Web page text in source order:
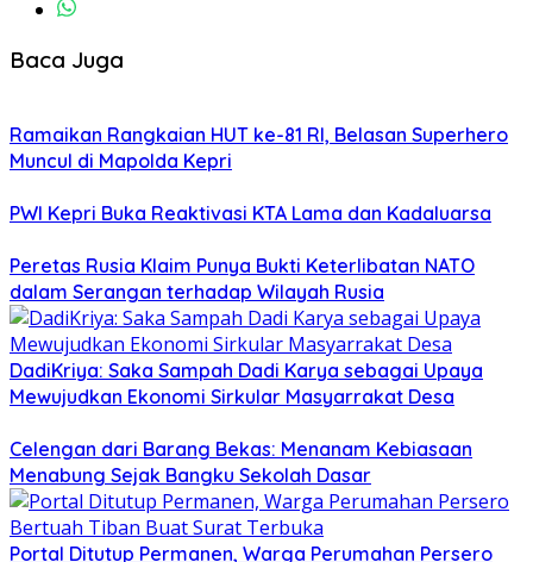
Baca Juga
Ramaikan Rangkaian HUT ke-81 RI, Belasan Superhero
Muncul di Mapolda Kepri
PWI Kepri Buka Reaktivasi KTA Lama dan Kadaluarsa
Peretas Rusia Klaim Punya Bukti Keterlibatan NATO
dalam Serangan terhadap Wilayah Rusia
DadiKriya: Saka Sampah Dadi Karya sebagai Upaya
Mewujudkan Ekonomi Sirkular Masyarrakat Desa
Celengan dari Barang Bekas: Menanam Kebiasaan
Menabung Sejak Bangku Sekolah Dasar
Portal Ditutup Permanen, Warga Perumahan Persero